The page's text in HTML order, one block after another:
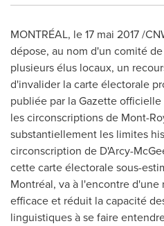
MONTRÉAL, le 17 mai 2017 /
dépose, au nom d'un comité
plusieurs élus locaux, un
d'invalider la carte électorale
publiée par la Gazette
les circonscriptions de Mont-
substantiellement les limites
circonscription de D'Arcy-
cette carte électorale sous-
Montréal, va à l'encontre
efficace et réduit la capacité
linguistiques à se faire